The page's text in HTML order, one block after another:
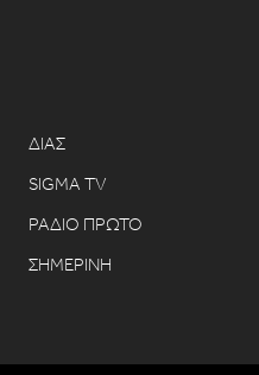
ΔΙΑΣ
SIGMA TV
ΡΑΔΙΟ ΠΡΩΤΟ
ΣΗΜΕΡΙΝΗ